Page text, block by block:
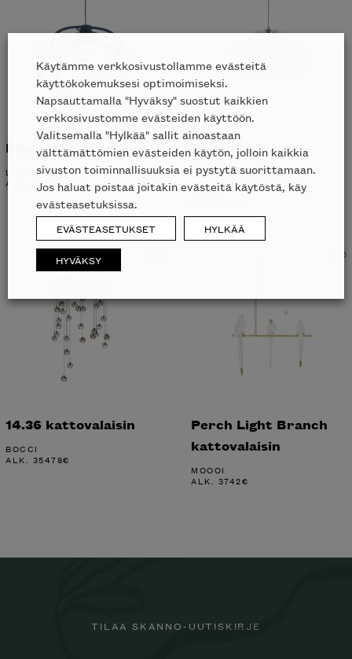
Bloom kattovalaisin
LIGNE ROSET
ALK. 235€
Raimond Dome
kattovalaisin
MOOOI
14.36 kattovalaisin
BOCCI
ALK. 35478€
Perch Light Branch
kattovalaisin
MOOOI
ALK. 3742€
TILAA SKANNO-UUTISKIRJE
Käytämme verkkosivustollamme evästeitä
käyttökokemuksesi optimoimiseksi.
Napsauttamalla "Hyväksy" suostut kaikkien
verkkosivustomme evästeiden käyttöön.
Valitsemalla "Hylkää" sallit ainoastaan
välttämättömien evästeiden käytön, jolloin kaikkia
sivuston toiminnallisuuksia ei pystytä suorittamaan.
Jos haluat poistaa joitakin evästeitä käytöstä, käy
evästeasetuksissa.
EVÄSTEASETUKSET HYLKÄÄ
HYVÄKSY